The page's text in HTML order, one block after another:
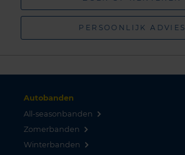
PERSOONLIJK ADVIES
Autobanden
All-seasonbanden
Zomerbanden
Winterbanden